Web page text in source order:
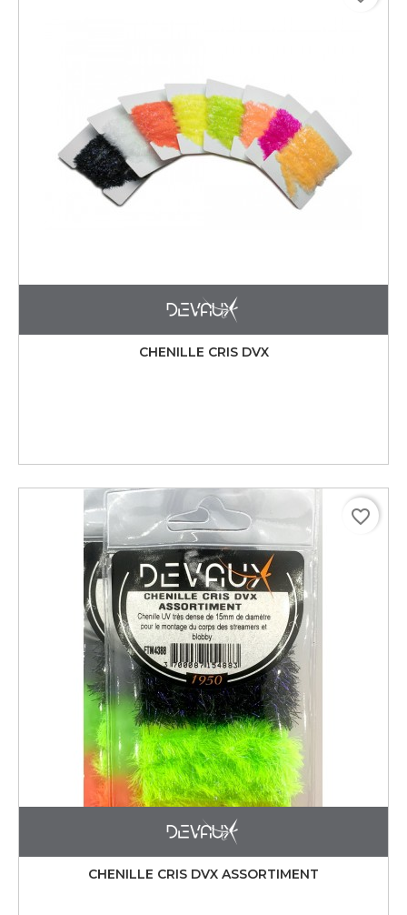
CHENILLE CRIS DVX
CHENILLE CRIS DVX ASSORTIMENT
favorite_border